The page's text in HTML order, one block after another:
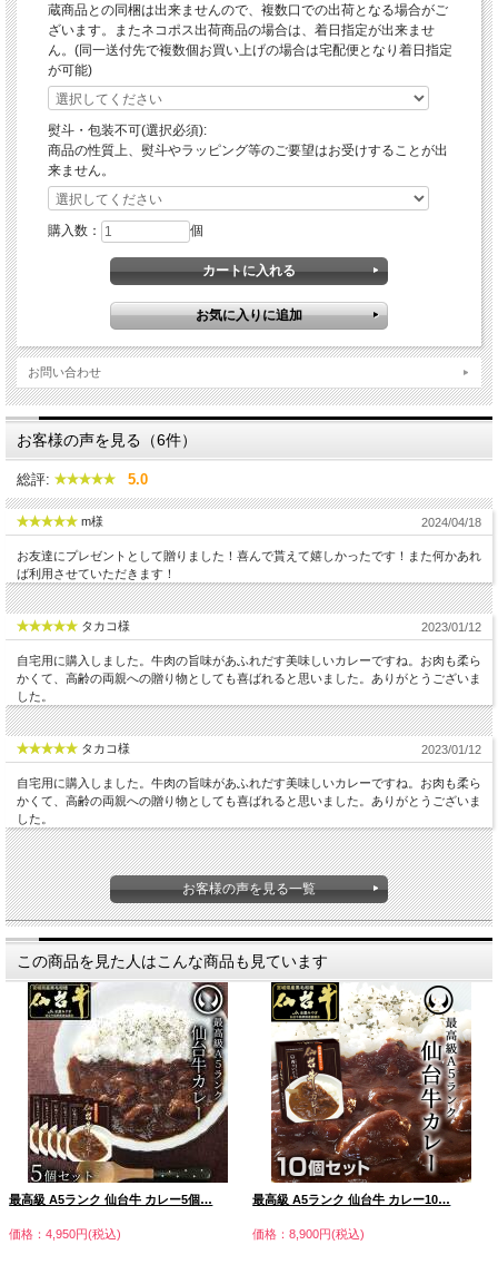
塩胡椒で炒めたエリンギやマイタケと仙台牛カレーは相性抜群！ 仙台牛の
柔らかさときのこの歯ごたえが絶妙なバランスでカレーの美味しさを引き
立てます。 仙台牛すき焼き煮のトッピングはおすすめです！
4.仙台牛カレーうどん
つゆの入った鍋に火をかけてうどんを煮立てます。 一旦火を止め、鍋の中
来上がり！
蔵商品との同梱は出来ませんので、複数口での出荷となる場合がご
ざいます。またネコポス出荷商品の場合は、着日指定が出来ませ
ん。(同一送付先で複数個お買い上げの場合は宅配便となり着日指定
が可能)
熨斗・包装不可(選択必須):
商品の性質上、熨斗やラッピング等のご要望はお受けすることが出
来ません。
購入数： 個
お問い合わせ
お客様の声を見る（6件）
総評: 5.0
m様 2024/04/18
お友達にプレゼントとして贈りました！喜んで貰えて嬉しかったです！また何かあれ
ば利用させていただきます！
タカコ様 2023/01/12
自宅用に購入しました。牛肉の旨味があふれだす美味しいカレーですね。お肉も柔ら
かくて、高齢の両親への贈り物としても喜ばれると思いました。ありがとうございま
した。
タカコ様 2023/01/12
自宅用に購入しました。牛肉の旨味があふれだす美味しいカレーですね。お肉も柔ら
かくて、高齢の両親への贈り物としても喜ばれると思いました。ありがとうございま
した。
お客様の声を見る一覧
この商品を見た人はこんな商品も見ています
最高級 A5ランク 仙台牛 カレー5個…
価格：4,950円(税込)
最高級 A5ランク 仙台牛 カレー10…
価格：8,900円(税込)